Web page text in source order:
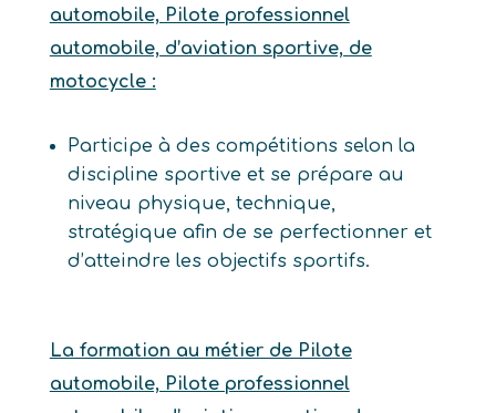
automobile, Pilote professionnel
automobile, d’aviation sportive, de
motocycle :
Participe à des compétitions selon la
discipline sportive et se prépare au
niveau physique, technique,
stratégique afin de se perfectionner et
d’atteindre les objectifs sportifs.
La formation au métier de Pilote
automobile, Pilote professionnel